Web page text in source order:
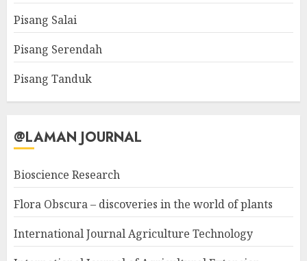
Pisang Salai
Pisang Serendah
Pisang Tanduk
@LAMAN JOURNAL
Bioscience Research
Flora Obscura – discoveries in the world of plants
International Journal Agriculture Technology